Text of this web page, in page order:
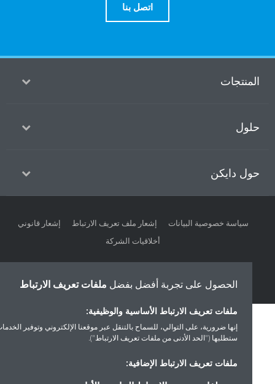
اتصل بنا
دايكن
إشعار قانوني إشعار ملف تعريف الارتباط
سياسة خصوصية البيانات
أخلاقيات الشركة
الحصول على تجربة أفضل بفضلملفات تعريف الارتباط
ملفات تعريف الارتباط الأساسية والوظيفية:
إنها ضرورية، على التوالي، للسماح بالتنقل عبر موقعنا الإلكتروني وتوفير الخدمات التي
ستطلبها ("الحد الأدنى من ملفات تعريف الارتباط").
ملفات تعريف الارتباط الإضافية: